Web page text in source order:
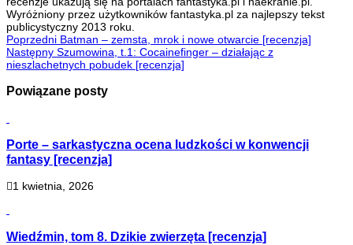
Wyróżniony przez użytkowników fantastyka.pl za najlepszy tekst
publicystyczny 2013 roku.
Poprzedni Batman – zemsta, mrok i nowe otwarcie [recenzja]
Następny Szumowina, t.1: Cocainefinger – działając z
nieszlachetnych pobudek [recenzja]
Powiązane posty
Porte – sarkastyczna ocena ludzkości w konwencji
fantasy [recenzja]
1 kwietnia, 2026
Wiedźmin, tom 8. Dzikie zwierzęta [recenzja]